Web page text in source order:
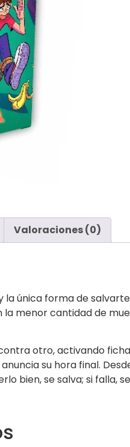
Valoraciones (0)
única forma de
menor cantidad de
otro, activando
su hora final.
bien, se salva; si falla,